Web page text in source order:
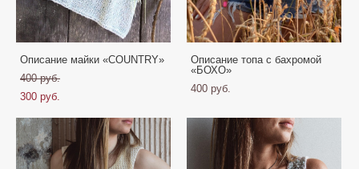
Описание майки «COUNTRY»
400 pуб.
300 pуб.
Описание топа с бахромой
«БОХО»
400 pуб.